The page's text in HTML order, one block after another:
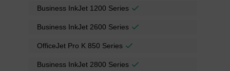
Business InkJet 1200 Series
Business InkJet 2600 Series
OfficeJet Pro K 850 Series
Business InkJet 2800 Series